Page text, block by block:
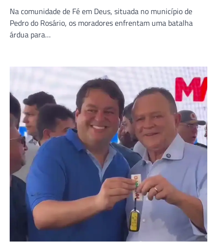
Na comunidade de Fé em Deus, situada no município de
Pedro do Rosário, os moradores enfrentam uma batalha
árdua para…